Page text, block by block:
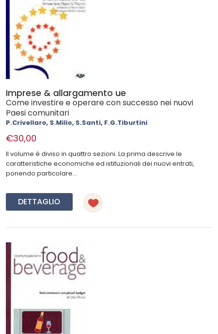
Imprese & allargamento ue
Come investire e operare con successo nei nuovi
Paesi comunitari
P.Crivellaro, S.Milio, S.Santi, F.G.Tiburtini
€30,00
Il volume è diviso in quattro sezioni. La prima descrive le
caratteristiche economiche ed istituzionali dei nuovi entrati,
ponendo particolare...
DETTAGLIO